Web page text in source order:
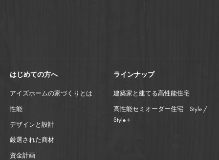
はじめての方へ
アイズホームの家づくりとは
性能
デザインと設計
厳選された商材
資金計画
ラインナップ
建築家と建てる高性能住宅
高性能セミオーダー住宅 Style /
Style＋